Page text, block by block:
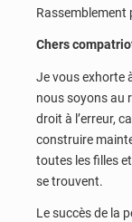
Rassemblement
Chers
Je vous exhorte
nous soyons au
droit à l’erreur,
construire
toutes les filles
se trouvent.
Le succès de la